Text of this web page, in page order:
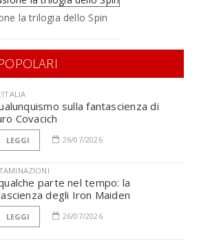
la trilogia dello Spin
sulla fantascienza di
Covacich
LEGGI 26/07/2026
parte nel tempo: la
degli Iron Maiden
LEGGI 26/07/2026